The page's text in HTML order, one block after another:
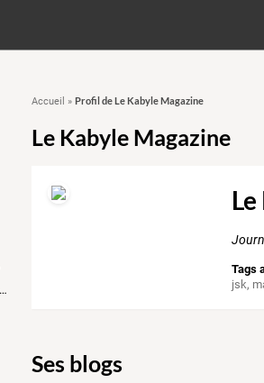
Accueil » Profil de Le Kabyle Magazine
Le Kabyle Magazine
Tags
jsk,
Ses blogs